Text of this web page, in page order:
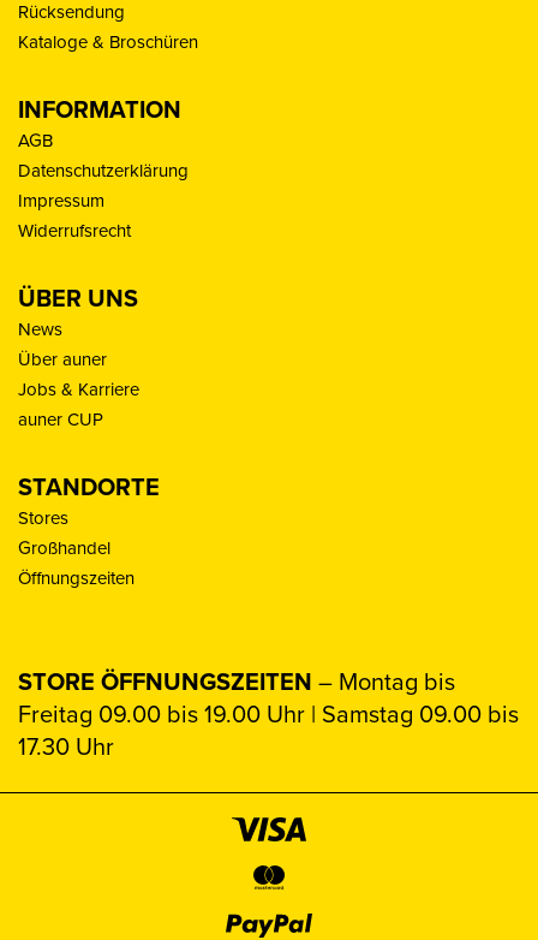
Rücksendung
Kataloge & Broschüren
INFORMATION
AGB
Datenschutzerklärung
Impressum
Widerrufsrecht
ÜBER UNS
News
Über auner
Jobs & Karriere
auner CUP
STANDORTE
Stores
Großhandel
Öffnungszeiten
STORE ÖFFNUNGSZEITEN – Montag bis
Freitag 09.00 bis 19.00 Uhr | Samstag 09.00 bis
17.30 Uhr